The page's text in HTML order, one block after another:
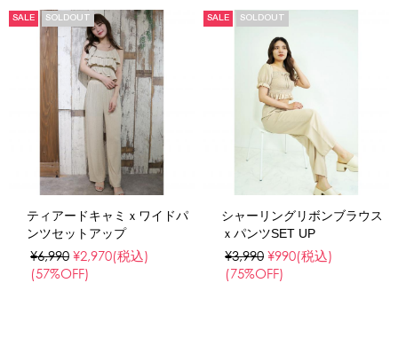
SALE SOLDOUT
ティアードキャミｘワイドパ
ンツセットアップ
¥6,990 ¥2,970(税込)
(57%OFF)
SALE SOLDOUT
シャーリングリボンブラウス
ｘパンツSET UP
¥3,990 ¥990(税込)
(75%OFF)